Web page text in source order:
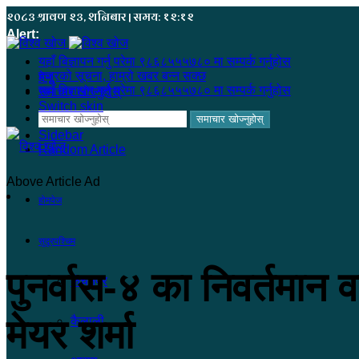
२०८३ श्रावण २३, शनिबार | समय: १२:१२
Alert:
यहाँ बिज्ञापन गर्नु परेमा ९८६८५५५७८० मा सम्पर्क गर्नुहोस
हजुरको सूचना, हाम्रो खबर बन्न सक्छ
यहाँ बिज्ञापन गर्नु परेमा ९८६८५५५७८० मा सम्पर्क गर्नुहोस
समाचार खोज्नुहोस्
Sidebar
Random Article
मेनू
समाचार खोज्नुहोस्
Switch skin
होमपेज
सुदूरपश्चिम
कंचनपुर
कैलाली
Above Article Ad
पुनर्वास-४ का
मेयर शर्मा